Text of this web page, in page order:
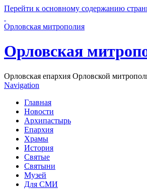
Перейти к основному содержанию
Орловская митрополия
Орловская
Орловская епархия Орловской
Navigation
Главная
Новости
Архипастырь
Епархия
Храмы
История
Святые
Святыни
Музей
Для СМИ